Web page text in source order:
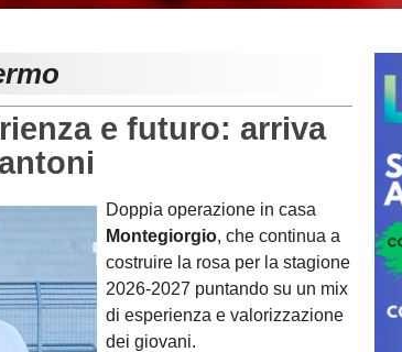
e futuro: arriva
Doppia operazione in casa
Montegiorgio, che continua a
costruire la rosa per la stagione
2026-2027 puntando su un mix
di esperienza e valorizzazione
dei giovani.